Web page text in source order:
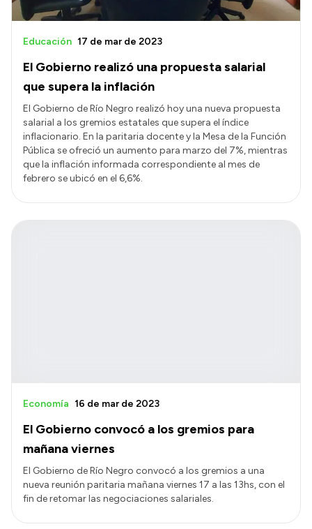
El Gobierno realizó una propuesta salarial
que supera la inflación
Educación 17 de mar de 2023
El Gobierno de Río Negro realizó hoy una nueva propuesta
salarial a los gremios estatales que supera el índice
inflacionario. En la paritaria docente y la Mesa de la Función
Pública se ofreció un aumento para marzo del 7%, mientras
que la inflación informada correspondiente al mes de
febrero se ubicó en el 6,6%.
El Gobierno convocó a los gremios para
mañana viernes
Economía 16 de mar de 2023
El Gobierno de Río Negro convocó a los gremios a una
nueva reunión paritaria mañana viernes 17 a las 13hs, con el
fin de retomar las negociaciones salariales.